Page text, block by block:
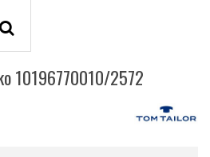
10196770010/2572